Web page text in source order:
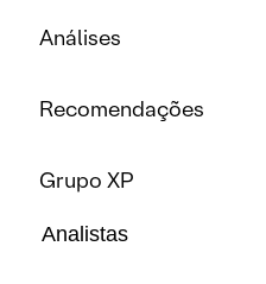
Análises
Recomendações
Grupo XP
Analistas